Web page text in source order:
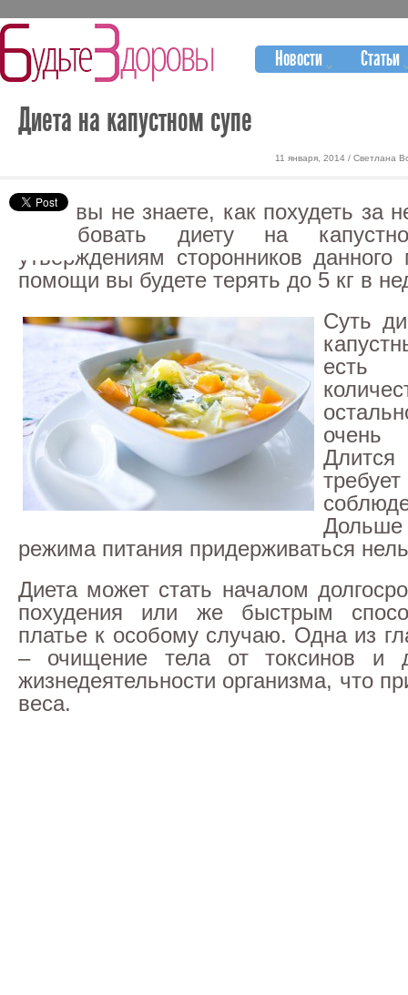
Новости Статьи
Диета на капустном супе
11 января, 2014 / Светлана
Если вы не знаете, как похудеть за
попробовать диету на
утверждениям сторонников
помощи вы будете терять до 5 кг в
Суть
очень
Дольше
режима питания придерживаться
Диета может стать началом
похудения или же быстрым
платье к особому случаю. Одна из
– очищение тела от токсинов и
жизнедеятельности организма, что
веса.